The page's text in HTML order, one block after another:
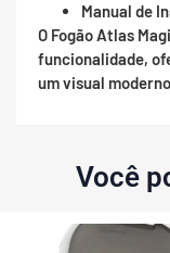
Manual de
O Fogão Atlas
funcionalidade,
um visual
Você